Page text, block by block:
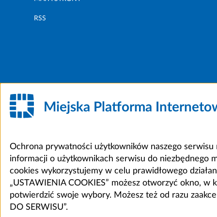
RSS
Miejska Platforma
Ochrona prywatności użytkowników naszego
informacji o użytkownikach serwisu do niezbędnego
cookies wykorzystujemy w celu prawidłowego
„USTAWIENIA COOKIES” możesz otworzyć okno,
potwierdzić swoje wybory. Możesz też od razu
DO SERWISU”.